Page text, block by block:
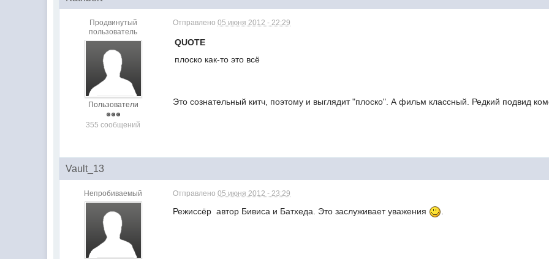
Продвинутый
пользователь
Пользователи
355 сообщений
Отправлено05 июня 2012 - 22:29
QUOTE
плоско как-то это всё
Это сознательный китч, поэтому и выглядит "плоско". А фильм классный. Редкий подвид
Vault_13
Непробиваемый Отправлено05 июня 2012 - 23:29
Режиссёр  автор Бивиса и Батхеда. Это заслуживает уважения